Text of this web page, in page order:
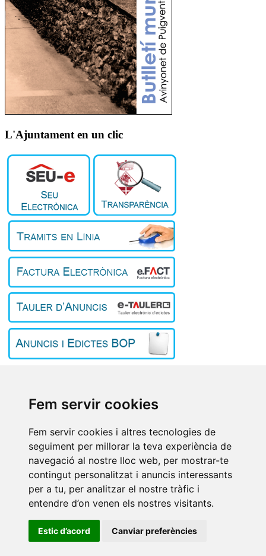
Fem servir cookies
Fem servir cookies i altres tecnologies de
seguiment per millorar la teva experiència de
navegació al nostre lloc web, per mostrar-te
contingut personalitzat i anuncis interessants
per a tu, per analitzar el nostre tràfic i
entendre d’on venen els nostres visitants.
Estic d’acord Canviar preferències
L'Ajuntament en un clic
L'Ajuntament
Turisme
Contacte
Avís Legal/Política de privacitat /Política de cookies/Preferències
de cookies/Registre d’Activitats de Tractament
Ajuntament, 4. Avinyonet de Puigventós (ALT EMPORDÀ)
972 547 069
ajuntament@avinyonetdepuigventos.cat
Copyright © 2021 Ajuntament d'Avinyonet de Puigventós.